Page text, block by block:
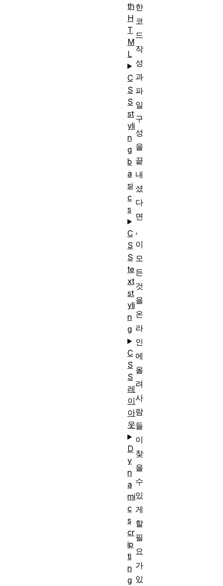
한
코
드
작
성
과
파
일
구
성
을
끝
내
셨
다
면
,
이
모
든
것
을
온
라
인
에
올
려
사
람
들
이
찾
을
수
있
게
할
필
요
가
있
th
H
T
M
L
C
S
S
st
yli
n
g
b
a
si
c
s
C
S
S
te
xt
st
yli
n
g
C
S
S
레
이
아
웃
D
y
n
a
mi
c
s
cr
ip
ti
n
g